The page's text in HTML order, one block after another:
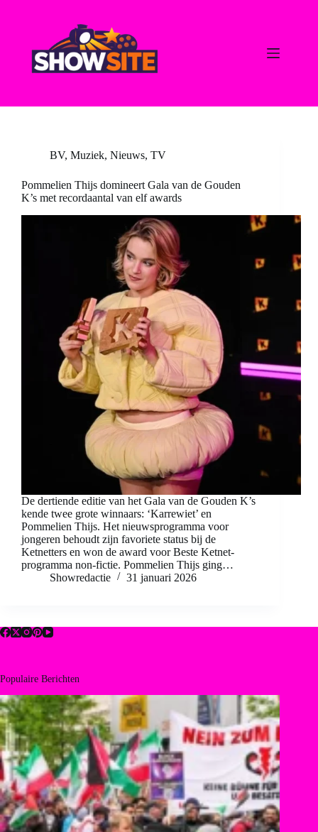
BV, Muziek, Nieuws, TV
Pommelien Thijs domineert Gala van de Gouden
K’s met recordaantal van elf awards
De dertiende editie van het Gala van de Gouden K’s
kende twee grote winnaars: ‘Karrewiet’ en
Pommelien Thijs. Het nieuwsprogramma voor
jongeren behoudt zijn favoriete status bij de
Ketnetters en won de award voor Beste Ketnet-
programma non-fictie. Pommelien Thijs ging…
Showredactie
31 januari 2026
Populaire Berichten